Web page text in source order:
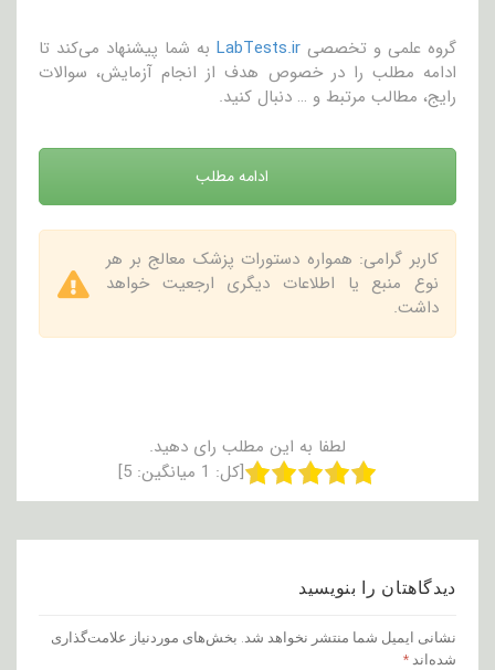
گروه علمی و تخصصی LabTests.ir به شما پیشنهاد می‌کند تا
ادامه مطلب را در خصوص هدف از انجام آزمایش، سوالات
رایج، مطالب مرتبط و … دنبال کنید.
ادامه مطلب
کاربر گرامی: همواره دستورات پزشک معالج بر هر
نوع منبع یا اطلاعات دیگری ارجعیت خواهد
داشت.
لطفا به این مطلب رای دهید.
[کل: 1 میانگین: 5
]
دیدگاهتان را بنویسید
نشانی ایمیل شما منتشر نخواهد شد. بخش‌های موردنیاز علامت‌گذاری
شده‌اند *